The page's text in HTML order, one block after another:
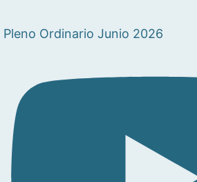
Pleno Ordinario Junio 2026